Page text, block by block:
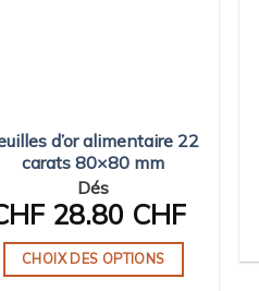
d’or alimentaire 22
carats 80×80 mm
Dés
28.80 CHF
CHOIX DES OPTIONS